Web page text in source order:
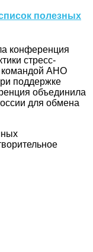
полезных
конференция
стресс-
командой АНО
поддержке
объединила
для обмена